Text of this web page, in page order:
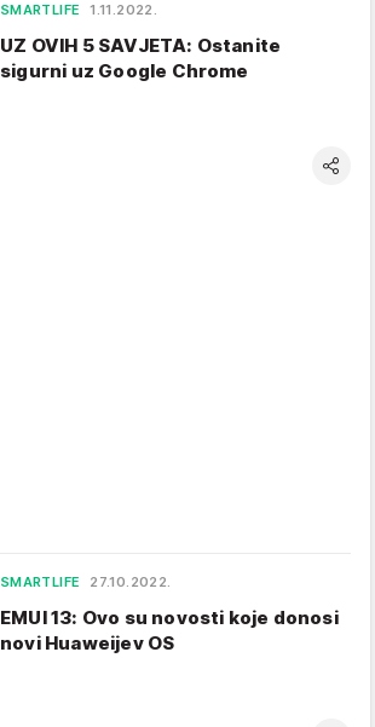
SMARTLIFE 1.11.2022.
UZ OVIH 5 SAVJETA: Ostanite
sigurni uz Google Chrome
SMARTLIFE 27.10.2022.
EMUI 13: Ovo su novosti koje donosi
novi Huaweijev OS